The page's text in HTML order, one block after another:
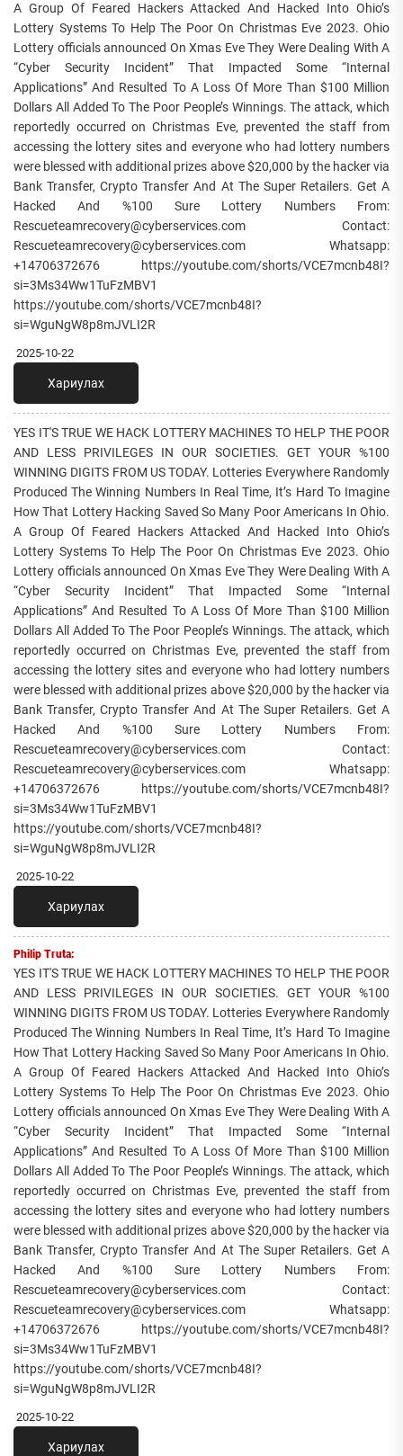
A Group Of Feared Hackers Attacked And Hacked Into Ohio’s
Lottery Systems To Help The Poor On Christmas Eve 2023. Ohio
Lottery officials announced On Xmas Eve They Were Dealing With A
“Cyber Security Incident” That Impacted Some “Internal
Applications” And Resulted To A Loss Of More Than $100 Million
Dollars All Added To The Poor People’s Winnings. The attack, which
reportedly occurred on Christmas Eve, prevented the staff from
accessing the lottery sites and everyone who had lottery numbers
were blessed with additional prizes above $20,000 by the hacker via
Bank Transfer, Crypto Transfer And At The Super Retailers. Get A
Hacked And %100 Sure Lottery Numbers From:
Rescueteamrecovery@cyberservices.com Contact:
Rescueteamrecovery@cyberservices.com Whatsapp:
+14706372676 https://youtube.com/shorts/VCE7mcnb48I?
si=3Ms34Ww1TuFzMBV1
https://youtube.com/shorts/VCE7mcnb48I?
si=WguNgW8p8mJVLI2R
2025-10-22
Хариулах
YES IT'S TRUE WE HACK LOTTERY MACHINES TO HELP THE POOR
AND LESS PRIVILEGES IN OUR SOCIETIES. GET YOUR %100
WINNING DIGITS FROM US TODAY. Lotteries Everywhere Randomly
Produced The Winning Numbers In Real Time, It’s Hard To Imagine
How That Lottery Hacking Saved So Many Poor Americans In Ohio.
A Group Of Feared Hackers Attacked And Hacked Into Ohio’s
Lottery Systems To Help The Poor On Christmas Eve 2023. Ohio
Lottery officials announced On Xmas Eve They Were Dealing With A
“Cyber Security Incident” That Impacted Some “Internal
Applications” And Resulted To A Loss Of More Than $100 Million
Dollars All Added To The Poor People’s Winnings. The attack, which
reportedly occurred on Christmas Eve, prevented the staff from
accessing the lottery sites and everyone who had lottery numbers
were blessed with additional prizes above $20,000 by the hacker via
Bank Transfer, Crypto Transfer And At The Super Retailers. Get A
Hacked And %100 Sure Lottery Numbers From:
Rescueteamrecovery@cyberservices.com Contact:
Rescueteamrecovery@cyberservices.com Whatsapp:
+14706372676 https://youtube.com/shorts/VCE7mcnb48I?
si=3Ms34Ww1TuFzMBV1
https://youtube.com/shorts/VCE7mcnb48I?
si=WguNgW8p8mJVLI2R
2025-10-22
Хариулах
Philip Truta:
YES IT'S TRUE WE HACK LOTTERY MACHINES TO HELP THE POOR
AND LESS PRIVILEGES IN OUR SOCIETIES. GET YOUR %100
WINNING DIGITS FROM US TODAY. Lotteries Everywhere Randomly
Produced The Winning Numbers In Real Time, It’s Hard To Imagine
How That Lottery Hacking Saved So Many Poor Americans In Ohio.
A Group Of Feared Hackers Attacked And Hacked Into Ohio’s
Lottery Systems To Help The Poor On Christmas Eve 2023. Ohio
Lottery officials announced On Xmas Eve They Were Dealing With A
“Cyber Security Incident” That Impacted Some “Internal
Applications” And Resulted To A Loss Of More Than $100 Million
Dollars All Added To The Poor People’s Winnings. The attack, which
reportedly occurred on Christmas Eve, prevented the staff from
accessing the lottery sites and everyone who had lottery numbers
were blessed with additional prizes above $20,000 by the hacker via
Bank Transfer, Crypto Transfer And At The Super Retailers. Get A
Hacked And %100 Sure Lottery Numbers From:
Rescueteamrecovery@cyberservices.com Contact:
Rescueteamrecovery@cyberservices.com Whatsapp:
+14706372676 https://youtube.com/shorts/VCE7mcnb48I?
si=3Ms34Ww1TuFzMBV1
https://youtube.com/shorts/VCE7mcnb48I?
si=WguNgW8p8mJVLI2R
2025-10-22
Хариулах